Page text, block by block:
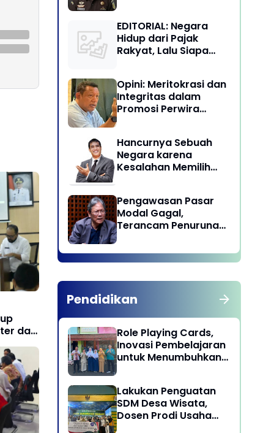
dan
Social Media di
Indonesia
EDITORIAL: Negara
Hidup dari Pajak
Rakyat, Lalu Siapa
Opini: Meritokrasi dan
Integritas dalam
Promosi Perwira
Hancurnya Sebuah
Negara karena
Kesalahan Memilih
Pengawasan Pasar
Modal Gagal,
Terancam Penurunan
Pendidikan
Role Playing Cards,
Inovasi Pembelajaran
untuk Menumbuhkan
Lakukan Penguatan
SDM Desa Wisata,
Dosen Prodi Usaha